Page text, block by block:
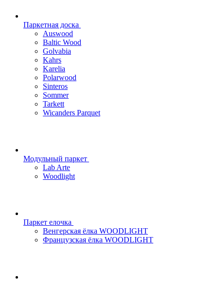
Паркетная доска
Auswood
Baltic Wood
Golvabia
Kahrs
Karelia
Polarwood
Sinteros
Sommer
Tarkett
Wicanders Parquet
Модульный паркет
Lab Arte
Woodlight
Паркет елочка
Венгерская ёлка WOODLIGHT
Французская ёлка WOODLIGHT